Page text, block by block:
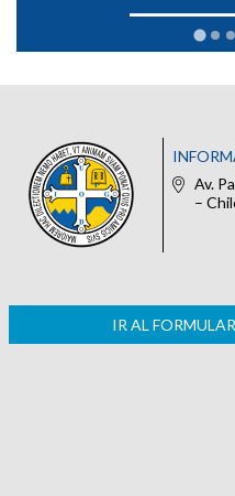
Av.
–
IR AL